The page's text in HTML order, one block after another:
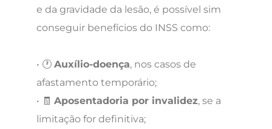
e da gravidade da lesão, é possível sim
conseguir benefícios do INSS como:
• 🕐 Auxílio-doença, nos casos de
afastamento temporário;
• 🧾 Aposentadoria por invalidez, se a
limitação for definitiva;